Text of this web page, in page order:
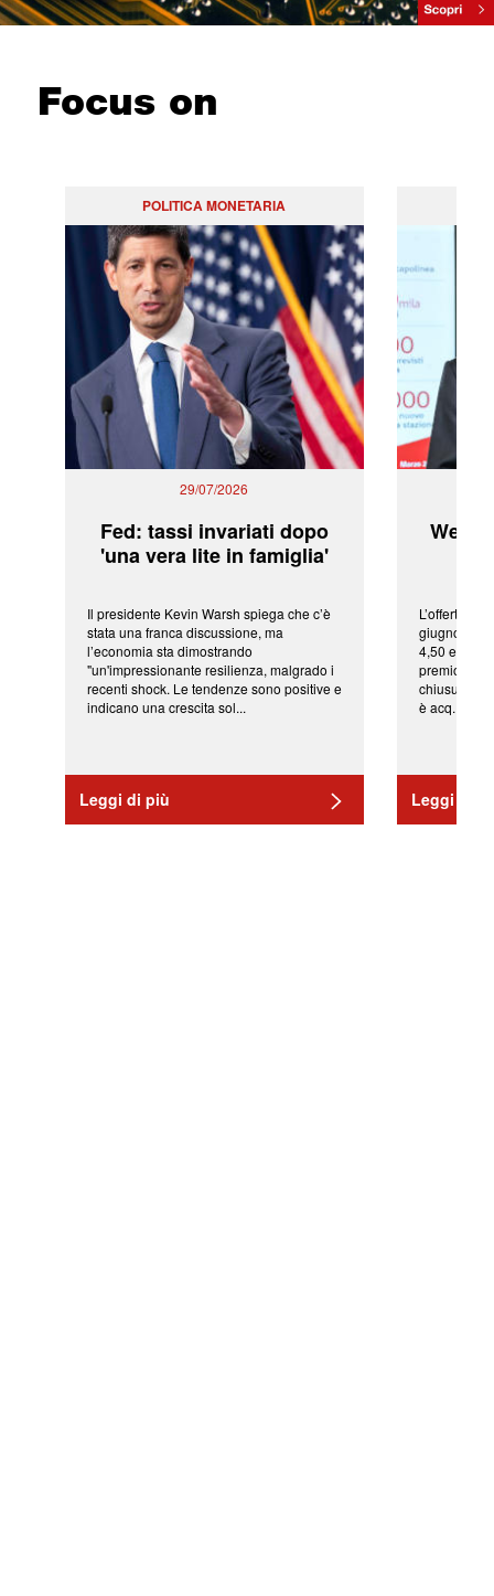
Focus on
POLITICA MONETARIA
29/07/2026
Fed: tassi invariati dopo
'una vera lite in famiglia'
Il presidente Kevin Warsh spiega che c’è
stata una franca discussione, ma
l’economia sta dimostrando
"un'impressionante resilienza, malgrado i
recenti shock. Le tendenze sono positive e
indicano una crescita sol...
Leggi di più
L’offerta
giugno da
4,50 euro
premio di
chiusura
è acq...
Leggi di